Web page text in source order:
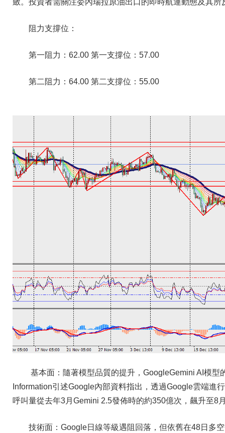
斂。投資者需關注委內瑞拉原油出口的即時航運動態及其
阻力支撐位：
第一阻力：62.00 第一支撐位：57.00
第二阻力：64.00 第二支撐位：55.00
基本面：隨著模型品質的提升，GoogleGemini AI模
Information引述Google內部資料指出，透過Google雲端進
呼叫量從去年3月Gemini 2.5發佈時的約350億次，飆升至8
技術面：Google日線等級遇阻回落，但依舊在48日多